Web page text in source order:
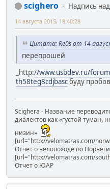
scighero
Надпись
14 августа 2015, 18:40:28
Цитата: Re0s от 14
перепрошей
_http://www.usbdev.ru/
th58teg8cdjbascбуду
Scighera - Название
диалектов как «густой
низин»
[url="http://velomatras.com/
Отчет о велопоходе по
[url="http://velomatras.com/
Отчет о ЮАР